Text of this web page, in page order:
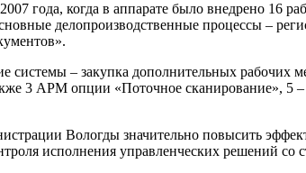
года, когда в аппарате было внедрено 16
делопроизводственные процессы –
системы – закупка дополнительных
3 АРМ опции «Поточное сканирование», 5
Вологды значительно повысить
исполнения управленческих решений со